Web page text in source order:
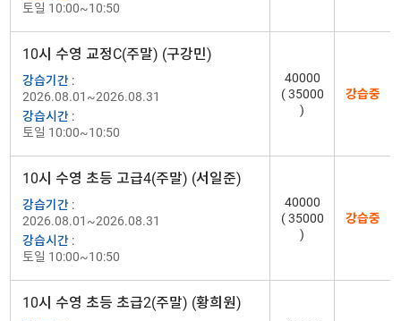
토일 10:00~10:50
10시 수영 교정C(주말) (구강민)
강습기간 :
2026.08.01~2026.08.31
강습시간 :
토일 10:00~10:50
40000
( 35000
)
강습중
10시 수영 초등 고급4(주말) (서일준)
강습기간 :
2026.08.01~2026.08.31
강습시간 :
토일 10:00~10:50
40000
( 35000
)
강습중
10시 수영 초등 초급2(주말) (황희원)